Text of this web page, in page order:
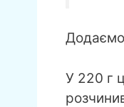
У 220 г